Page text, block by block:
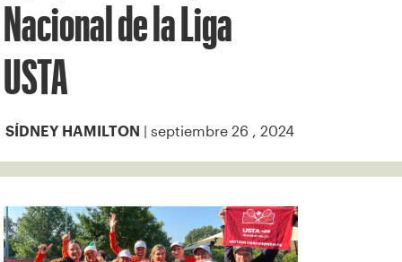
Nacional de la Liga
USTA
SÍDNEY HAMILTON | septiembre 26 , 2024